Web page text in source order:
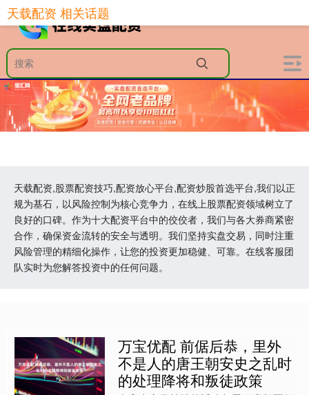
天载配资,股票配资技巧,配资放心平台,配资炒股首选平台,我们以正
规为基石，以风险控制为核心竞争力，在线上股票配资领域树立了
良好的口碑。作为十大配资平台中的佼佼者，我们与各大券商紧密
合作，确保资金流转的安全与透明。我们坚持实盘交易，同时注重
风险管理的精细化操作，让您的投资更加稳健、可靠。在线客服团
队实时为您解答投资中的任何问题。
天载配资 相关话题
万宝优配 前倨后恭，里外
不是人的唐王朝安史之乱时
的处理降将和叛徒政策